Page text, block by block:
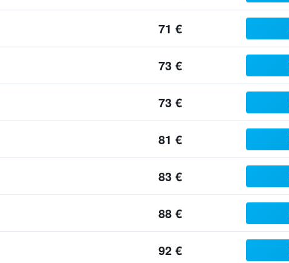
71 €
73 €
73 €
81 €
83 €
88 €
92 €